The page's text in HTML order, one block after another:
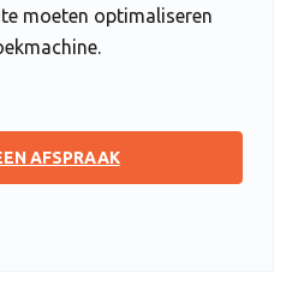
moeten optimaliseren
AFSPRAAK